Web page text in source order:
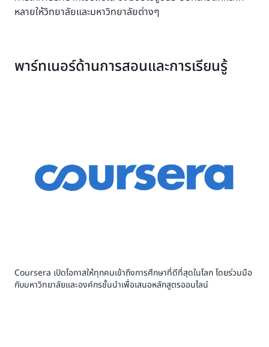
หลายให้วิทยาลัยและมหาวิทยาลัยต่างๆ
พาร์ทเนอร์ด้านการสอนและการเรียนรู้
Coursera เปิดโอกาสให้ทุกคนเข้าถึงการศึกษาที่ดีที่สุดในโลก โดยร่วมมือ
กับมหาวิทยาลัยและองค์กรชั้นนำเพื่อเสนอหลักสูตรออนไลน์